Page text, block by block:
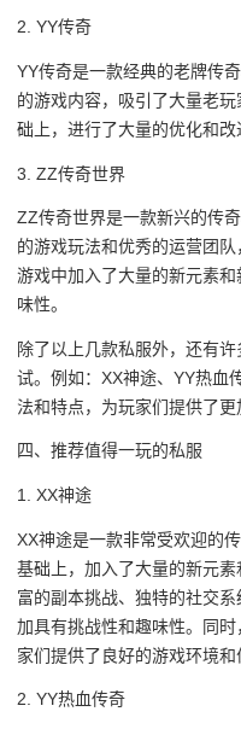
2. YY传奇
YY传奇是一款经典的老牌传
的游戏内容，吸引了大量老
础上，进行了大量的优化和改
3. ZZ传奇世界
ZZ传奇世界是一款新兴的传
的游戏玩法和优秀的运营团
游戏中加入了大量的新元素
味性。
除了以上几款私服外，还有
试。例如：XX神途、YY热血
法和特点，为玩家们提供了更
四、推荐值得一玩的私服
1. XX神途
XX神途是一款非常受欢迎的
基础上，加入了大量的新元
富的副本挑战、独特的社交
加具有挑战性和趣味性。同
家们提供了良好的游戏环境和
2. YY热血传奇